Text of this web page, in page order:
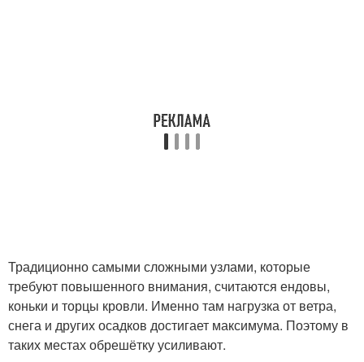
Традиционно самыми сложными узлами, которые
требуют повышенного внимания, считаются ендовы,
коньки и торцы кровли. Именно там нагрузка от ветра,
снега и других осадков достигает максимума. Поэтому в
таких местах обрешётку усиливают.